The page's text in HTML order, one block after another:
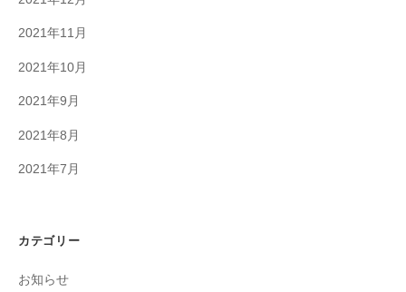
2021年11月
2021年10月
2021年9月
2021年8月
2021年7月
カテゴリー
お知らせ